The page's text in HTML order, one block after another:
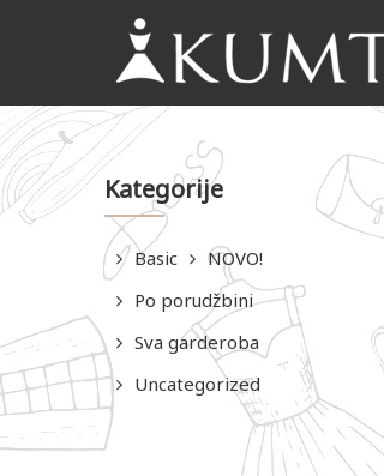
KUMT
Haljine
online
Kategorije
Basic
NOVO!
Po porudžbini
Sva garderoba
Uncategorized